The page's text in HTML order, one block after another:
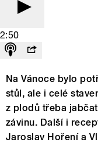
2:50
Na Vánoce bylo
stůl, ale i celé
z plodů třeba
závinu. Další i
Jaroslav Hoření a